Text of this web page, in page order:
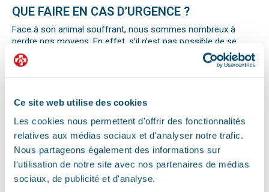
Ce site web utilise des cookies
Les cookies nous permettent d'offrir des fonctionnalités
relatives aux médias sociaux et d'analyser notre trafic.
Nous partageons également des informations sur
l'utilisation de notre site avec nos partenaires de médias
sociaux, de publicité et d'analyse.
QUE FAIRE EN CAS D’URGENCE ?
Face à son animal souffrant, nous sommes nombreux à
perdre nos moyens. En effet, s’il n’est pas possible de se
préparer totalement à ce type d’événement, certains gestes
peuvent être salvateurs.
Ainsi, le premier réflexe à avoir dans une telle situation est de
vétérinaire la plus proche de votre domicile. Il est important
sécurité de votre animal pour ne pas empirer la situation.
Pour pouvoir détecter un mal-être chez son animal et décrire
la situation à un professionnel, il faut faire attention aux
signaux. Tout comportement anormal ou abattement doit
vous alerter.
Les difficultés respiratoires, pertes de conscience, les